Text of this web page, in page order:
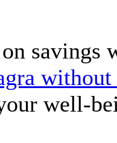
savings
without
well-